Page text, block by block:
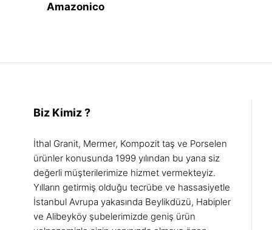
Amazonico
Biz Kimiz ?
İthal Granit, Mermer, Kompozit taş ve Porselen
ürünler konusunda 1999 yılından bu yana siz
değerli müşterilerimize hizmet vermekteyiz.
Yılların getirmiş olduğu tecrübe ve hassasiyetle
İstanbul Avrupa yakasında Beylikdüzü, Habipler
ve Alibeyköy şubelerimizde geniş ürün